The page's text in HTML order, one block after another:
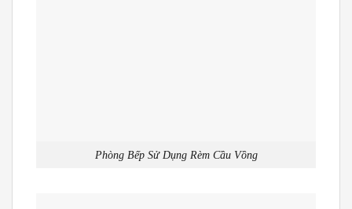
Phòng Bếp Sử Dụng Rèm Cầu Vồng